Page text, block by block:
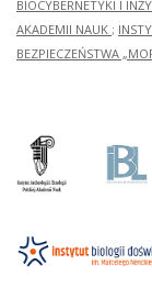
BIOCYBERNETYKI I
AKADEMII NAUK ;
BEZPIECZEŃSTWA